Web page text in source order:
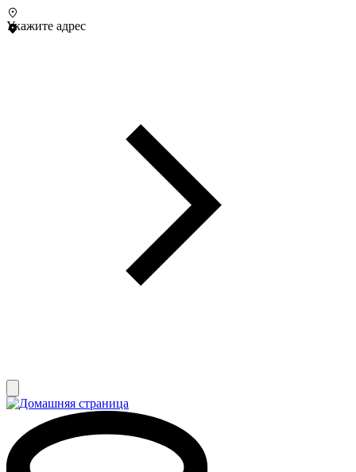
Укажите адрес